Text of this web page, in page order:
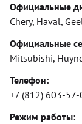
Официальные
Chery, Haval,
Официальные
Mitsubishi,
Телефон:
+7 (812) 603-57-
Режим работы: